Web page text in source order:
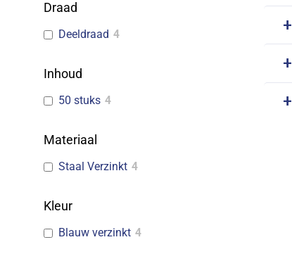
Draad
Deeldraad 4
Inhoud
50 stuks 4
Materiaal
Staal Verzinkt 4
Kleur
Blauw verzinkt 4